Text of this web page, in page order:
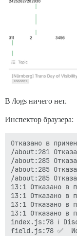
В /logs ничего нет.
Инспектор браузера:
Отказано в
/about:281
/about:285
/about:285
/about:285
13:1 Отказано в
13:1 Отказано в
13:1 Отказано в
13:1 Отказано в
index.js:78 ℹ️
field.js:78 ✅